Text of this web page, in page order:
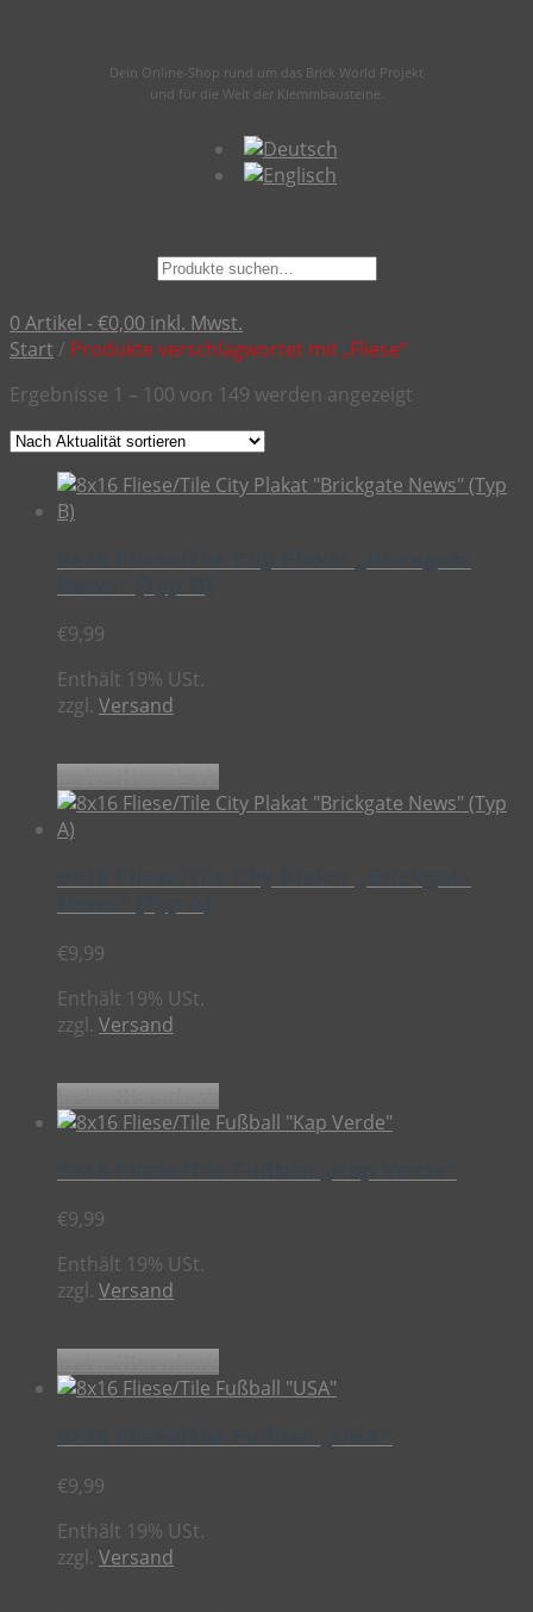
Dein Online-Shop rund um das Brick World Projekt
und für die Welt der Klemmbausteine.
Suche
0 Artikel -€0,00 inkl. Mwst.
Start / Produkte verschlagwortet mit „Fliese“
Ergebnisse 1 – 100 von 149 werden angezeigt
€9,99
Enthält 19% USt.
zzgl. Versand
€9,99
Enthält 19% USt.
zzgl. Versand
€9,99
Enthält 19% USt.
zzgl. Versand
€9,99
Enthält 19% USt.
zzgl. Versand